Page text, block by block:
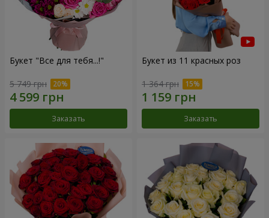
Букет "Все для тебя...!"
5 749 грн
Заказать
Букет из 11 красных роз
1 364 грн
Заказать